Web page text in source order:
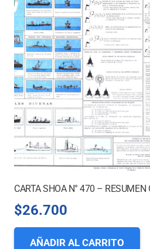
$26.700
AÑADIR AL CARRITO